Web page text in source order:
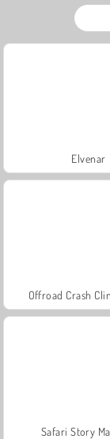
Elvenar
Offroad Crash
Safari Story